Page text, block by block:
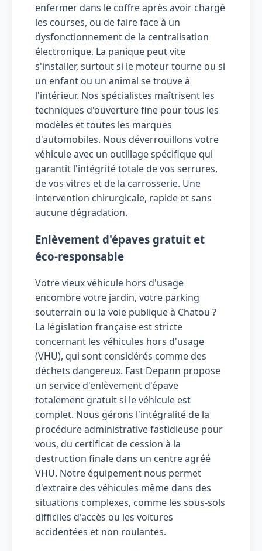
enfermer dans le coffre après avoir chargé
les courses, ou de faire face à un
dysfonctionnement de la centralisation
électronique. La panique peut vite
s'installer, surtout si le moteur tourne ou si
un enfant ou un animal se trouve à
l'intérieur. Nos spécialistes maîtrisent les
techniques d'ouverture fine pour tous les
modèles et toutes les marques
d'automobiles. Nous déverrouillons votre
véhicule avec un outillage spécifique qui
garantit l'intégrité totale de vos serrures,
de vos vitres et de la carrosserie. Une
intervention chirurgicale, rapide et sans
aucune dégradation.
Enlèvement d'épaves gratuit et
éco-responsable
Votre vieux véhicule hors d'usage
encombre votre jardin, votre parking
souterrain ou la voie publique à Chatou ?
La législation française est stricte
concernant les véhicules hors d'usage
(VHU), qui sont considérés comme des
déchets dangereux. Fast Depann propose
un service d'enlèvement d'épave
totalement gratuit si le véhicule est
complet. Nous gérons l'intégralité de la
procédure administrative fastidieuse pour
vous, du certificat de cession à la
destruction finale dans un centre agréé
VHU. Notre équipement nous permet
d'extraire des véhicules même dans des
situations complexes, comme les sous-sols
difficiles d'accès ou les voitures
accidentées et non roulantes.